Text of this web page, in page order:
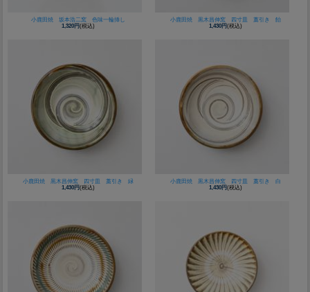
小鹿田焼 坂本浩二窯 色味一輪挿し
1,320円(税込)
小鹿田焼 黒木昌伸窯 四寸皿 藁引き 飴
1,430円(税込)
小鹿田焼 黒木昌伸窯 四寸皿 藁引き 緑
1,430円(税込)
小鹿田焼 黒木昌伸窯 四寸皿 藁引き 白
1,430円(税込)